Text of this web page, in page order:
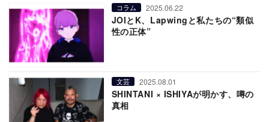
コラム 2025.06.22
JOIとK、Lapwingと私たちの“類似
性の正体”
文芸 2025.08.01
SHINTANI × ISHIYAが明かす、噂の
真相